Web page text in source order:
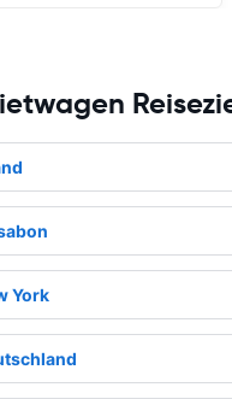
York